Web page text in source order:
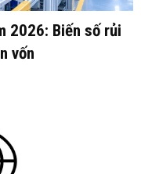
2026: Biến số rủi
vốn